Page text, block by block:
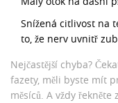
Snížená citlivost na
to, že nerv uvnitř
Nejčastější chyba?
fazety, měli byste mít
měsíců. A vždy